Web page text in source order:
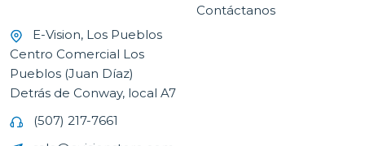
E-Vision, Los Pueblos
Centro Comercial Los
Pueblos (Juan Díaz)
Detrás de Conway, local A7
(507) 217-7661
Contáctanos